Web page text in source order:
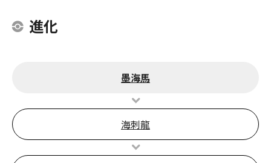
進化
墨海馬
海刺龍